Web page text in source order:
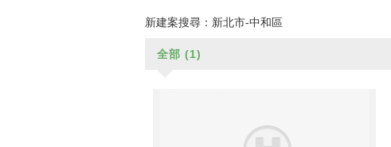
新建案搜尋： 新北市-中和區
全部 (1)